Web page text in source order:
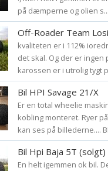
på dæmperne og olien s...
Off-Roader Team
kvaliteten er i 112%
det skal. Og der er
karossen er i utrolig tygt
Bil HPI Savage 21/X
Er en total wheelie
kobling monteret. Ryer
kan ses på billederne....
Bil Hpi Baja 5T (solgt)
En helt igemmen ok bil.